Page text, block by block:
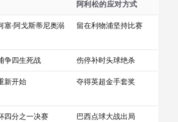
阿利松的应对方式
塞·阿戈斯蒂尼奥溺
留在利物浦坚持比赛
争四生死战 伤停补时头球绝杀
新开始 夺得英超金手套奖
四分之一决赛 巴西点球大战出局